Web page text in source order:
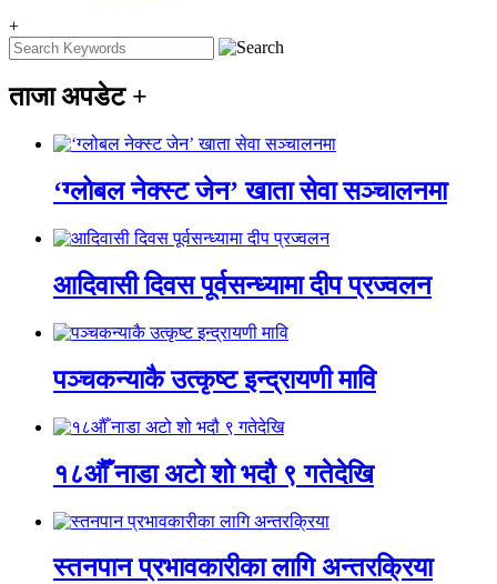
+
ताजा अपडेट +
‘ग्लोबल नेक्स्ट जेन’ खाता सेवा सञ्चालनमा
आदिवासी दिवस पूर्वसन्ध्यामा दीप प्रज्वलन
पञ्चकन्याकै उत्कृष्ट इन्द्रायणी मावि
१८औँ नाडा अटो शो भदौ ९ गतेदेखि
स्तनपान प्रभावकारीका लागि अन्तरक्रिया